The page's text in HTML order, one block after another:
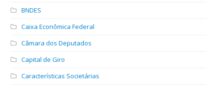
BNDES
Caixa Econômica Federal
Câmara dos Deputados
Capital de Giro
Características Societárias